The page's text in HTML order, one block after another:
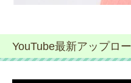
YouTube最新アップロ